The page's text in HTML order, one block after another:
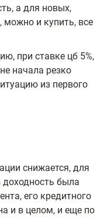
а для новых,
можно и купить, все
при ставке цб 5%,
начала резко
из первого
снижается, для
доходность была
его кредитного
и в целом, и еще по